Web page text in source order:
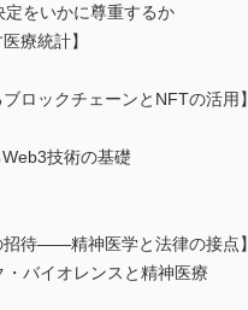
をいかに尊重するか
療統計】
ブロックチェーンとNFTの活用】
技術の基礎
招待――精神医学と法律の接点】
バイオレンスと精神医療